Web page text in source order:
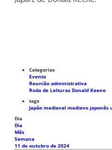
Categorias
Evento
Reunião administrativa
Roda de Leituras Donald Keene
tags
Japão medieval medievo japonês
Dia
Dia
Mês
Semana
11 de outubro de 2024